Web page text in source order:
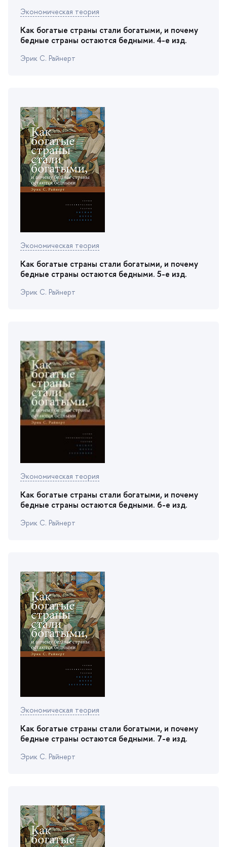
Экономическая теория
Как богатые страны стали богатыми, и почему
едные страны остаются бедными. 4-е изд.
Эрик С. Райнерт
Экономическая теория
Как богатые страны стали богатыми, и почему
едные страны остаются бедными. 5-е изд.
Эрик С. Райнерт
Экономическая теория
Как богатые страны стали богатыми, и почему
едные страны остаются бедными. 6-е изд.
Эрик С. Райнерт
Экономическая теория
Как богатые страны стали богатыми, и почему
едные страны остаются бедными. 7-е изд.
Эрик С. Райнерт